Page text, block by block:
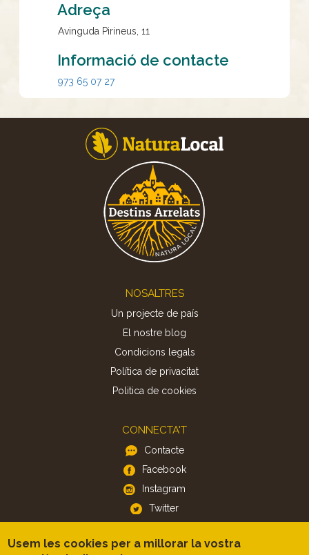
Adreça
Avinguda Pirineus, 11
Informació de contacte
973 65 07 27
NOSALTRES
Un projecte de país
El nostre blog
Condicions legals
Política de privacitat
Politica de cookies
CONNECTA'T
Contacte
Facebook
Instagram
Twitter
APP
Usem les cookies per a millorar la vostra